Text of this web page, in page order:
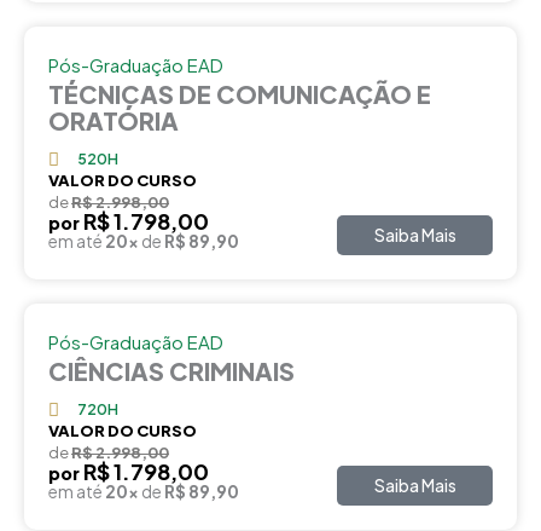
Pós-Graduação EAD
TÉCNICAS DE COMUNICAÇÃO E
ORATÓRIA
520H
VALOR DO CURSO
deR$ 2.998,00
por R$ 1.798,00
em até 20x de R$ 89,90 Saiba Mais
Pós-Graduação EAD
CIÊNCIAS CRIMINAIS
720H
VALOR DO CURSO
deR$ 2.998,00
por R$ 1.798,00
em até 20x de R$ 89,90 Saiba Mais